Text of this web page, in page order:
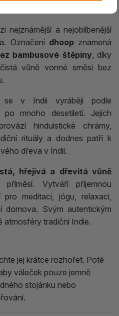
nejznámější a nejoblíbenější
Označení dhoopznamená
bambusové štěpiny, díky
vůně vonné směsi bez
se v Indii vyrábějí podle
mnoho desetiletí. Jejich
hinduistické chrámy,
rituály a dodnes patří k
dřeva v Indii.
hřejivá a dřevitá vůně
Vytváří příjemnou
meditaci, jógu, relaxaci,
Svým autentickým
atmosféry tradiční Indie.
jej krátce rozhořet. Poté
váleček pouze jemně
stojánku nebo